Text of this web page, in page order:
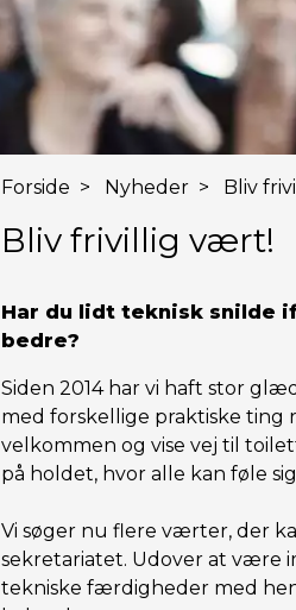
Forside > Nyheder > Bliv
Bliv frivillig vært!
Har du lidt teknisk snilde
bedre?
Siden 2014 har vi haft stor
med forskellige praktiske ting
velkommen og vise vej til
på holdet, hvor alle kan føle
Vi søger nu flere værter, der
sekretariatet. Udover at være
tekniske færdigheder med